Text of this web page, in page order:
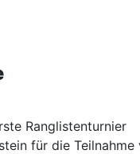
Ranglistenturnier
für die Teilnahme